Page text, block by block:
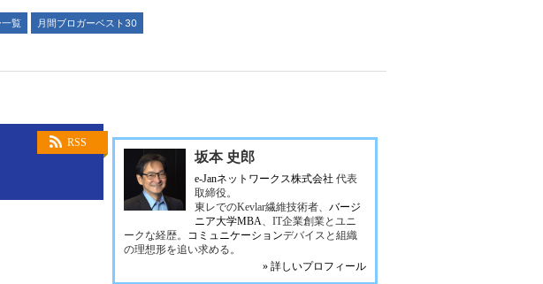
覧
月間ブロガーベスト30
RSS
坂本 史郎
e-Janネットワークス株式会社 代表
取締役。
東レでのKevlar繊維技術者、 バージ
ニア大学MBA、IT企業創業とユニ
ークな経歴。 コミュニケーションデバイスと組織
の理想形を追い求める。
» 詳しいプロフィール